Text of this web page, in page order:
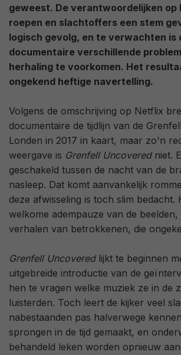
geweest. De verantwoordelijken op
roepen en slachtoffers een stem
logisch gevolg, en te verwachten is
documentaire verschillende
herhaling te voorkomen. Het
ongekend heftige navertelling.
Volgens de omschrijving op Netflix
documentaire de tijdlijn van de
Londen in 2017 in kaart, maar zo'n
weergave is Grenfell Uncoveredniet.
geschakeld tussen de nacht van de
nasleep. Dat komt aanvankelijk
deze afwisseling is toch slim bedacht.
welkome adempauze van de beelden,
verhalen van betrokkenen, die
Grenfell Uncoveredlijkt te beginnen
uitgebreide introductie van de
hen te vragen welke muziek ze in de
luisterden. Toch leert de kijker veel
nabestaanden pas halverwege
sprongen in de tijd gemaakt, en
behandeld leken worden opnieuw